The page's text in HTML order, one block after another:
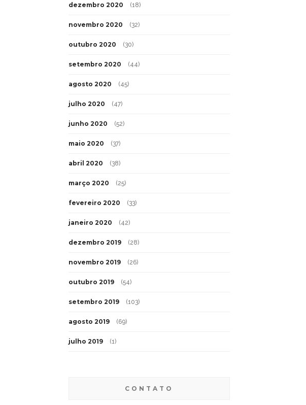
dezembro 2020 (18)
novembro 2020 (32)
outubro 2020 (30)
setembro 2020 (44)
agosto 2020 (45)
julho 2020 (47)
junho 2020 (52)
maio 2020 (37)
abril 2020 (38)
março 2020 (25)
fevereiro 2020 (33)
janeiro 2020 (42)
dezembro 2019 (28)
novembro 2019 (26)
outubro 2019 (54)
setembro 2019 (103)
agosto 2019 (69)
julho 2019 (1)
CONTATO